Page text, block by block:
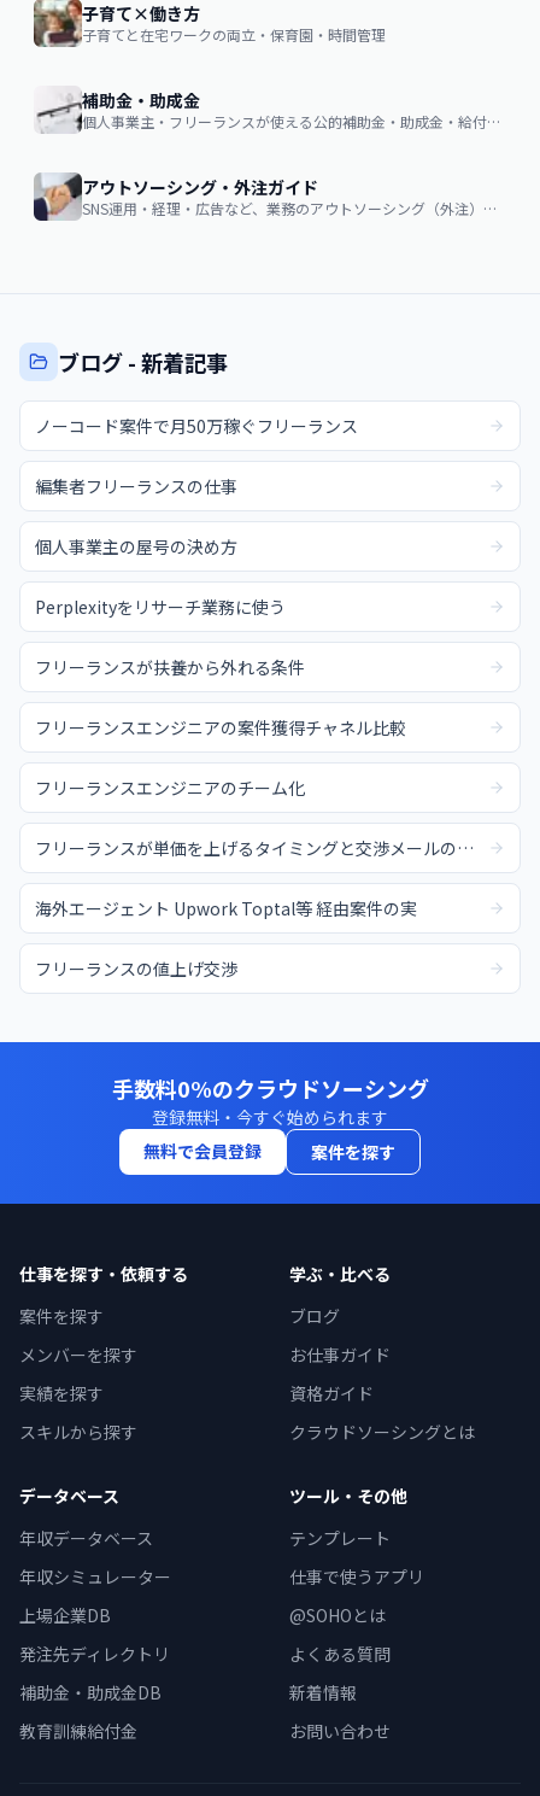
子育て×働き方
子育てと在宅ワークの両立・保育園・時間管理
補助金・助成金
個人事業主・フリーランスが使える公的補助金・助成金・給付金の申請ガイド
アウトソーシング・外注ガイド
SNS運用・経理・広告など、業務のアウトソーシング（外注）を検討する企業・個人向け。費用相場・依頼の流れ・失敗しない選び方
ブログ - 新着記事
ノーコード案件で月50万稼ぐフリーランス
編集者フリーランスの仕事
個人事業主の屋号の決め方
Perplexityをリサーチ業務に使う
フリーランスが扶養から外れる条件
フリーランスエンジニアの案件獲得チャネル比較
フリーランスエンジニアのチーム化
フリーランスが単価を上げるタイミングと交渉メールの例文
海外エージェント Upwork Toptal等 経由案件の実
フリーランスの値上げ交渉
手数料0%のクラウドソーシング
登録無料・今すぐ始められます
無料で会員登録
案件を探す
仕事を探す・依頼する
案件を探す
メンバーを探す
実績を探す
スキルから探す
学ぶ・比べる
ブログ
お仕事ガイド
資格ガイド
クラウドソーシングとは
データベース
年収データベース
年収シミュレーター
上場企業DB
発注先ディレクトリ
補助金・助成金DB
教育訓練給付金
ツール・その他
テンプレート
仕事で使うアプリ
@SOHOとは
よくある質問
新着情報
お問い合わせ